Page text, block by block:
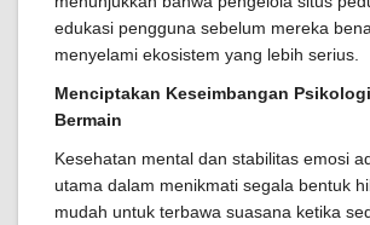
edukasi pengguna sebelum mereka
menyelami ekosistem yang lebih serius.
Menciptakan Keseimbangan
Bermain
Kesehatan mental dan stabilitas emosi
utama dalam menikmati segala bentuk
mudah untuk terbawa suasana ketika